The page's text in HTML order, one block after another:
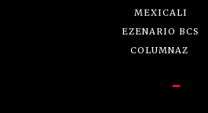
MEXICALI
EZENARIO BCS
COLUMNAZ
-